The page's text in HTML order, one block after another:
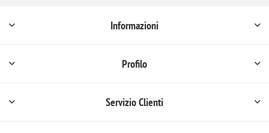
Informazioni
Profilo
Servizio Clienti